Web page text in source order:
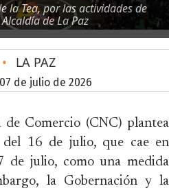
la Tea, por las actividades de
de La Paz
• LA PAZ
07 de julio de 2026
de Comercio (CNC) plantea
16 de julio, que cae en
de julio, como una medida
la Gobernación y la